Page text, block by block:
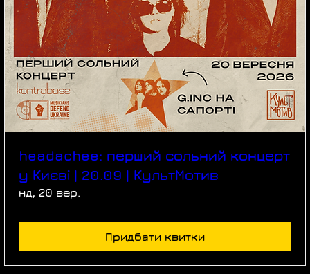
headachee: перший сольний концерт
у Києві | 20.09 | КультМотив
нд, 20 вер.
Придбати квитки